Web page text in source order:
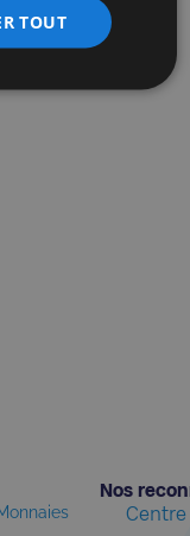
Nos
Centre
TOUT